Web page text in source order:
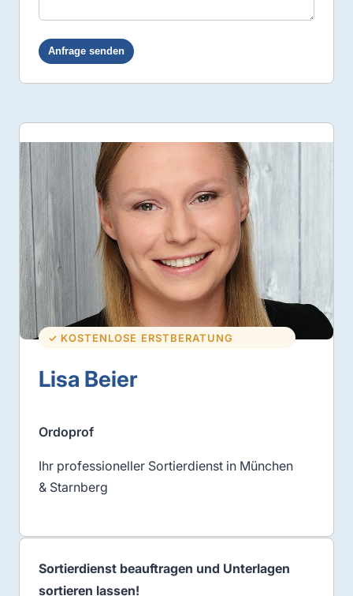
✓ KOSTENLOSE ERSTBERATUNG
Lisa Beier
Ordoprof
Ihr professioneller Sortierdienst in München
& Starnberg
Sortierdienst beauftragen und Unterlagen
sortieren lassen!